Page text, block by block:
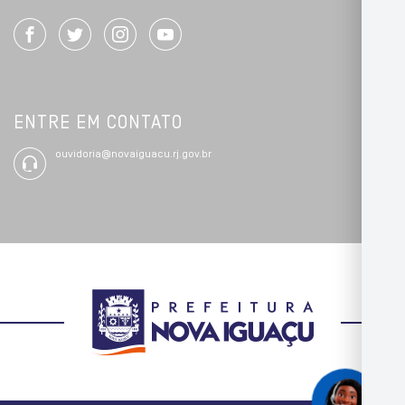
ENTRE EM CONTATO
ouvidoria@novaiguacu.rj.gov.br